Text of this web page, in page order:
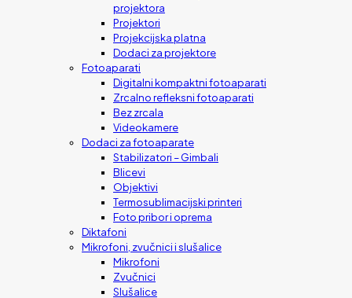
projektora
Projektori
Projekcijska platna
Dodaci za projektore
Fotoaparati
Digitalni kompaktni fotoaparati
Zrcalno refleksni fotoaparati
Bez zrcala
Videokamere
Dodaci za fotoaparate
Stabilizatori – Gimbali
Blicevi
Objektivi
Termosublimacijski printeri
Foto pribor i oprema
Diktafoni
Mikrofoni, zvučnici i slušalice
Mikrofoni
Zvučnici
Slušalice